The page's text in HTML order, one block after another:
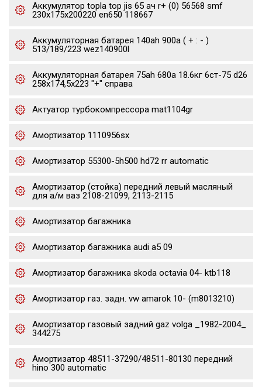
Аккумулятор topla top jis 65 ач r+ (0) 56568 smf
230x175x200220 en650 118667
Аккумуляторная батарея 140ah 900a ( + : - )
513/189/223 wez140900l
Аккумуляторная батарея 75ah 680a 18.6кг 6ст-75 d26
258x174,5x223 "+" справа
Актуатор турбокомпрессора mat1104gr
Амортизатор 1110956sx
Амортизатор 55300-5h500 hd72 rr automatic
Амортизатор (стойка) передний левый масляный
для а/м ваз 2108-21099, 2113-2115
Амортизатор багажника
Амортизатор багажника audi a5 09
Амортизатор багажника skoda octavia 04- ktb118
Амортизатор газ. задн. vw amarok 10- (m8013210)
Амортизатор газовый задний gaz volga _1982-2004_
344275
Амортизатор 48511-37290/48511-80130 передний
hino 300 automatic